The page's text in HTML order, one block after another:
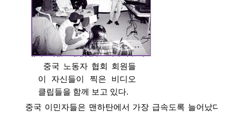
중국 노동자 협회 회원들
이 자신들이 찍은 비디오
클립들을 함께 보고 있다.
중국 이민자들은 맨하탄에서 가장 급속도록 늘어났다.